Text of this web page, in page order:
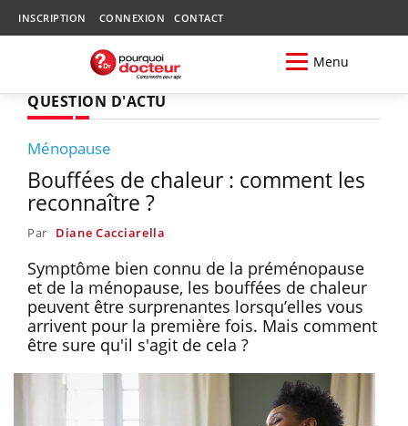
INSCRIPTION CONNEXION CONTACT
Menu
QUESTION D'ACTU
Ménopause
Bouffées de chaleur : comment les
reconnaître ?
Par Diane Cacciarella
Symptôme bien connu de la préménopause
et de la ménopause, les bouffées de chaleur
peuvent être surprenantes lorsqu’elles vous
arrivent pour la première fois. Mais comment
être sure qu'il s'agit de cela ?